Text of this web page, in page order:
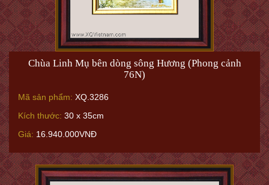
Chùa Linh Mụ bên dòng sông Hương (Phong cảnh
76N)
Mã sản phẩm: XQ.3286
Kích thước: 30 x 35cm
Giá: 16.940.000VNĐ